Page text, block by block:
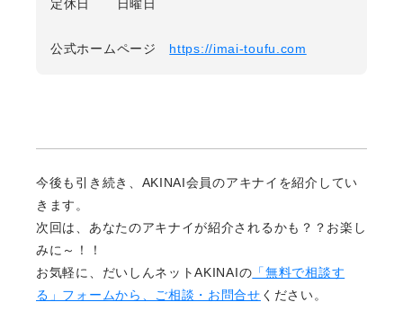
定休日 日曜日
公式ホームページ https://imai-toufu.com
今後も引き続き、AKINAI会員のアキナイを紹介してい
きます。
次回は、あなたのアキナイが紹介されるかも？？お楽し
みに～！！
お気軽に、だいしんネットAKINAIの 「無料で相談す
る」フォームから、ご相談・お問合せ ください。